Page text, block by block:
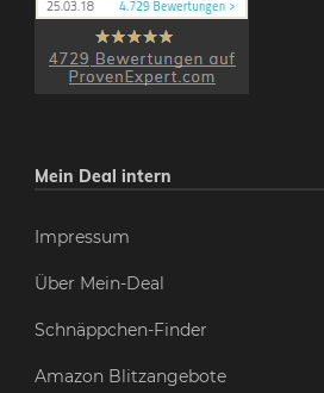
Mein Deal intern
Impressum
Über Mein-Deal
Schnäppchen-Finder
Amazon Blitzangebote